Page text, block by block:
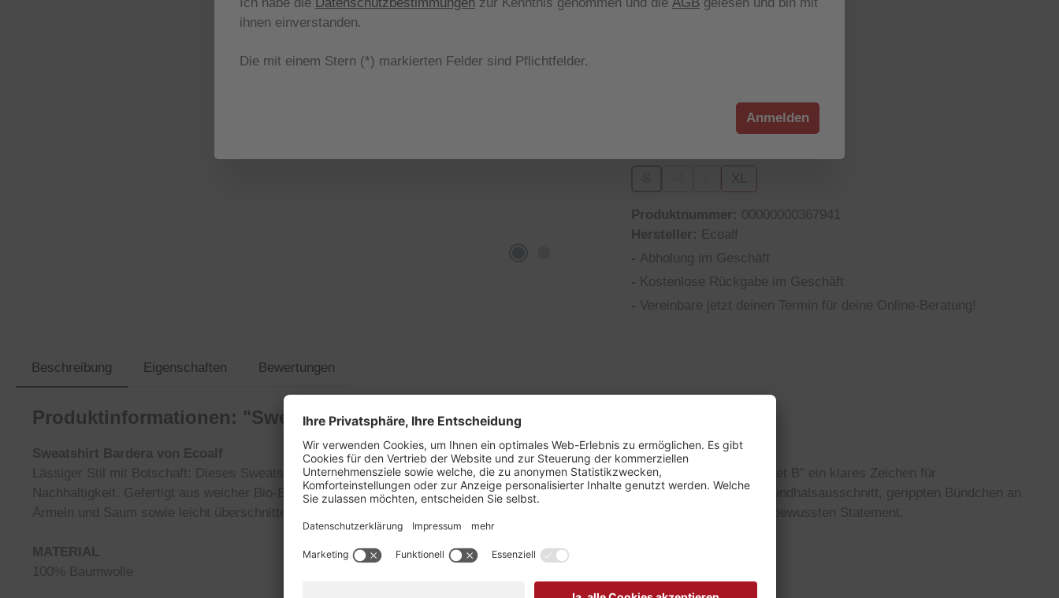
(Diese Option ist zurzeit nicht verfügbar.)
(Diese Option ist zurzeit nicht verfügbar.)
(Diese Option ist zurzeit nicht verfügbar.)
(Diese Option ist zurzeit nicht verfügbar.)
Produktnummer: 00000000367941
Hersteller: Ecoalf
- Abholung im Geschäft
- Kostenlose Rückgabe im Geschäft
- Vereinbare jetzt deinen Termin für deine Online-Beratung!
Beschreibung Eigenschaften Bewertungen
Produktinformationen: "Sweatshirt Bardera von Ecoalf "
Sweatshirt Bardera von Ecoalf
Lässiger Stil mit Botschaft: Dieses Sweatshirt in sanftem Mintgrün setzt mit dem großen Frontprint "Because There Is No Planet B" ein klares Zeichen für
Nachhaltigkeit. Gefertigt aus weicher Bio-Baumwolle bietet es dank der lockeren Passform und den klassischen Details wie Rundhalsausschnitt, gerippten Bündchen an
Ärmeln und Saum sowie leicht überschnittenen Schultern hohen Tragekomfort. Perfekt für entspannte Freizeitlooks mit einem bewussten Statement.
MATERIAL
100% Baumwolle
ihnen einverstanden.
Die mit einem Stern (*) markierten Felder sind Pflichtfelder.
Anmelden